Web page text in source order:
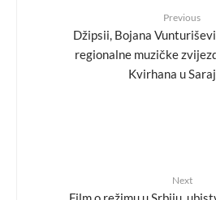
Previous
Džipsii, Bojana
regionalne muzičke
Kvirhana u
Next